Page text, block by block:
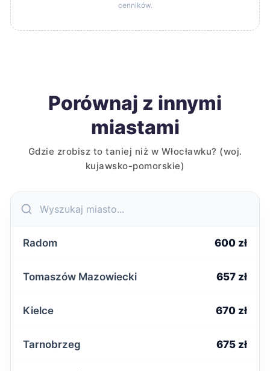
cenników.
Porównaj z innymi
miastami
Gdzie zrobisz to taniej niż w Włocławku? (woj.
kujawsko-pomorskie)
Radom 600 zł
Tomaszów Mazowiecki 657 zł
Kielce 670 zł
Tarnobrzeg 675 zł